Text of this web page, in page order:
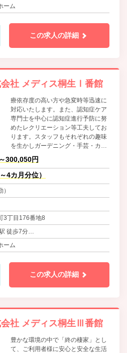
公園駅 徒歩8分
ーム
この求人の詳細
社 メディス桐生Ⅰ番館
療依存度の高い方や急変時等迅速に
対応いたします。また、認知症ケア
専門士を中心に認知症進行予防に努
めたレクリエーション等工夫してお
ります。スタッフもそれぞれの趣味
を生かしガーデニング・手芸・カラ
オケ等利用者様と一緒に楽しみ、安
心して過ごせるように努めておりま
す。 私たちと一緒に元気に努めて頂
ける方を歓迎します。
300,050円
4カ月分位）
3丁目176番地8
徒歩7分
公園駅 徒歩8分
ーム
この求人の詳細
社 メディス桐生Ⅲ番館
豊かな環境の中で「終の棲家」とし
て、ご利用者様に安心と安全な生活